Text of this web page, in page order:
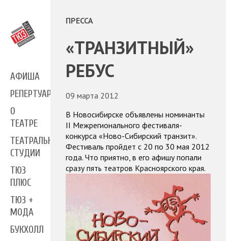
АФИША
РЕПЕРТУАР
О
ТЕАТРЕ
ТЕАТРАЛЬНЫЕ
СТУДИИ
ТЮЗ
ПЛЮС
ТЮЗ +
МОДА
БУКХОЛЛ
ПРЕССА
«ТРАНЗИТНЫЙ»
РЕБУС
09 марта 2012
В Новосибирске объявлены номинанты
II Межрегионального фестиваля-
конкурса «Ново-Сибирский транзит».
Фестиваль пройдет с 20 по 30 мая 2012
года. Что приятно, в его афишу попали
сразу пять театров Красноярского края.